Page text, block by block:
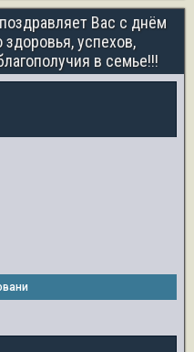
Вас с днём
успехов,
в семье!!!